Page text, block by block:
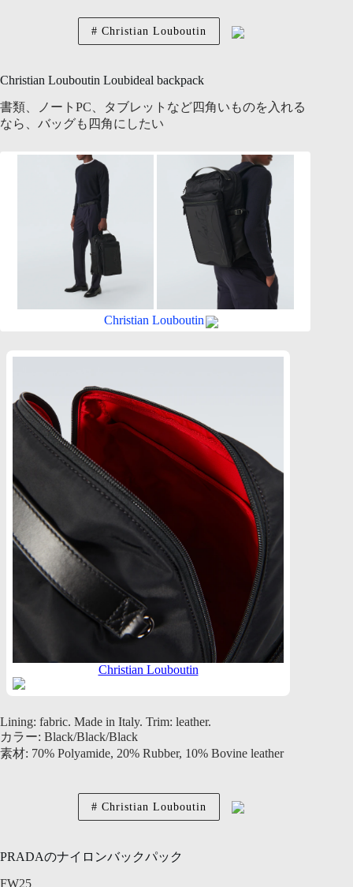
Christian Louboutin
Christian Louboutin Loubideal backpack
書類、ノートPC、タブレットなど四角いものを入れる
なら、バッグも四角にしたい
Christian Louboutin
Christian Louboutin
Lining: fabric. Made in Italy. Trim: leather.
カラー: Black/Black/Black
素材: 70% Polyamide, 20% Rubber, 10% Bovine leather
Christian Louboutin
PRADAのナイロンバックパック
FW25